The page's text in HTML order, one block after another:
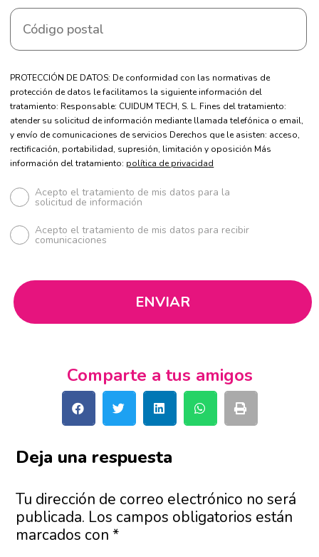
PROTECCIÓN DE DATOS: De conformidad con las normativas de
protección de datos le facilitamos la siguiente información del
tratamiento: Responsable: CUIDUM TECH, S. L. Fines del tratamiento:
atender su solicitud de información mediante llamada telefónica o email,
y envío de comunicaciones de servicios Derechos que le asisten: acceso,
rectificación, portabilidad, supresión, limitación y oposición Más
información del tratamiento: política de privacidad
Acepto el tratamiento de mis datos para la
solicitud de información
Acepto el tratamiento de mis datos para recibir
comunicaciones
Comparte a tus amigos
Deja una respuesta
Tu dirección de correo electrónico no será
publicada. Los campos obligatorios están
marcados con*